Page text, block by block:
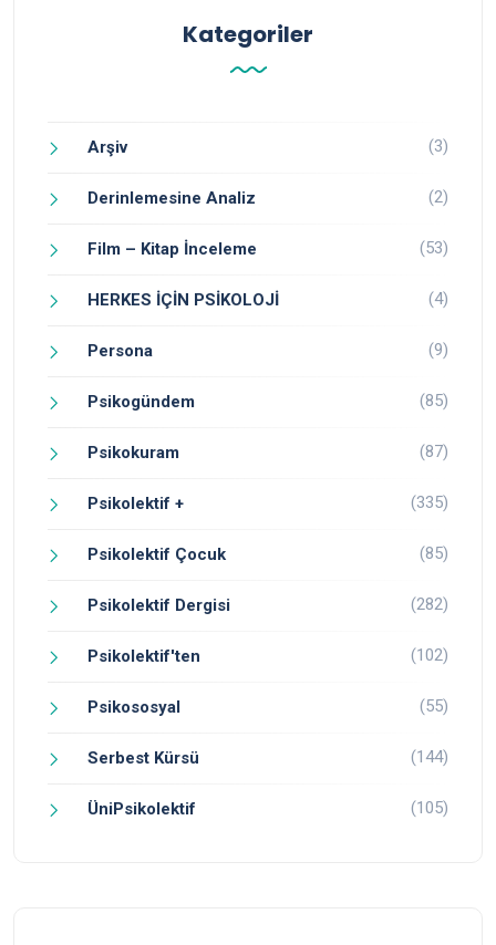
Kategoriler
Arşiv (3)
Derinlemesine Analiz (2)
Film – Kitap İnceleme (53)
HERKES İÇİN PSİKOLOJİ (4)
Persona (9)
Psikogündem (85)
Psikokuram (87)
Psikolektif + (335)
Psikolektif Çocuk (85)
Psikolektif Dergisi (282)
Psikolektif'ten (102)
Psikososyal (55)
Serbest Kürsü (144)
ÜniPsikolektif (105)